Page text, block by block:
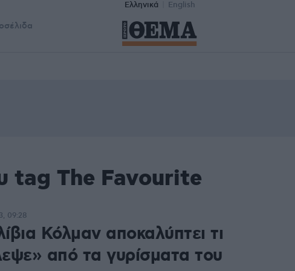
Ελληνικά English
tag The Favourite
Κόλμαν αποκαλύπτει τι
από τα γυρίσματα του
09:28